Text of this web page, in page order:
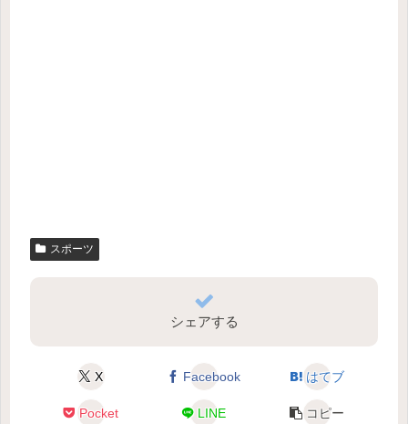
スポーツ
シェアする
X Facebook はてブ
Pocket LINE コピー